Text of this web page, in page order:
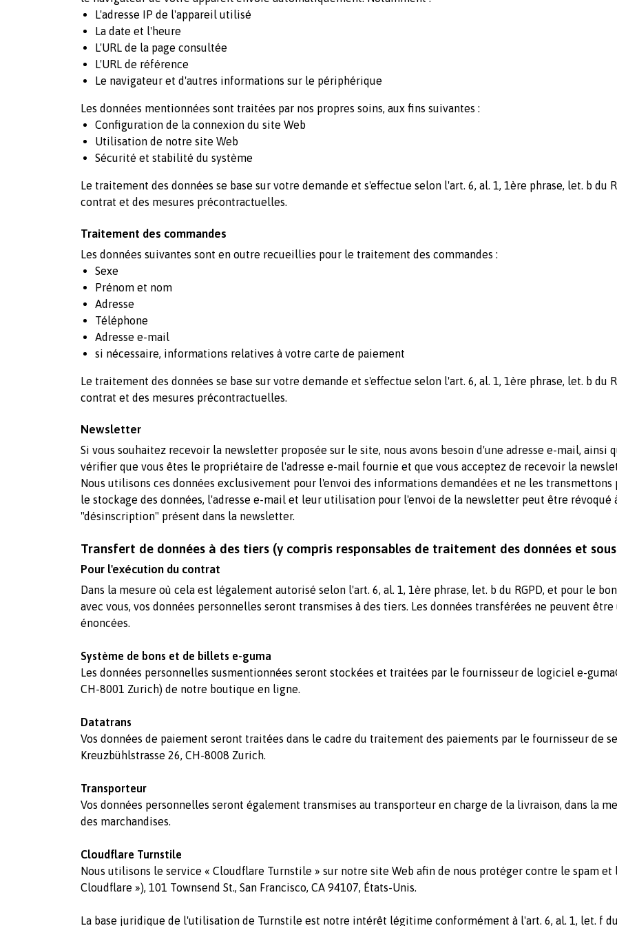
L'adresse IP de l'appareil utilisé
La date et l'heure
L'URL de la page consultée
L'URL de référence
Le navigateur et d'autres informations sur le périphérique
Les données mentionnées sont traitées par nos propres soins, aux fins suivantes :
Configuration de la connexion du site Web
Utilisation de notre site Web
Sécurité et stabilité du système
Le traitement des données se base sur votre demande et s'effectue selon l'art. 6, al. 1, 1ère phrase, let. b du
contrat et des mesures précontractuelles.
Traitement des commandes
Les données suivantes sont en outre recueillies pour le traitement des commandes :
Sexe
Prénom et nom
Adresse
Téléphone
Adresse e-mail
si nécessaire, informations relatives à votre carte de paiement
Le traitement des données se base sur votre demande et s'effectue selon l'art. 6, al. 1, 1ère phrase, let. b du
contrat et des mesures précontractuelles.
Newsletter
Si vous souhaitez recevoir la newsletter proposée sur le site, nous avons besoin d'une adresse e-mail,
vérifier que vous êtes le propriétaire de l'adresse e-mail fournie et que vous acceptez de recevoir la
Nous utilisons ces données exclusivement pour l'envoi des informations demandées et ne les transmettons
le stockage des données, l'adresse e-mail et leur utilisation pour l'envoi de la newsletter peut être
"désinscription" présent dans la newsletter.
Transfert de données à des tiers (y compris responsables de traitement des données et
Pour l'exécution du contrat
Dans la mesure où cela est légalement autorisé selon l'art. 6, al. 1, 1ère phrase, let. b du RGPD, et pour le
avec vous, vos données personnelles seront transmises à des tiers. Les données transférées ne peuvent
énoncées.
Système de bons et de billets e-guma
Les données personnelles susmentionnées seront stockées et traitées par le fournisseur de logiciel e-
CH-8001 Zurich) de notre boutique en ligne.
Datatrans
Vos données de paiement seront traitées dans le cadre du traitement des paiements par le fournisseur de
Kreuzbühlstrasse 26, CH-8008 Zurich.
Transporteur
Vos données personnelles seront également transmises au transporteur en charge de la livraison, dans la
des marchandises.
Cloudflare Turnstile
Nous utilisons le service « Cloudflare Turnstile » sur notre site Web afin de nous protéger contre le spam et
Cloudflare »), 101 Townsend St., San Francisco, CA 94107, États-Unis.
La base juridique de l'utilisation de Turnstile est notre intérêt légitime conformément à l'art. 6, al. 1, let. f